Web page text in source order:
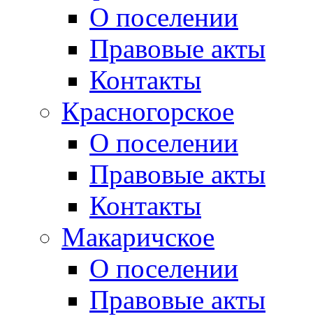
О поселении
Правовые акты
Контакты
Красногорское
О поселении
Правовые акты
Контакты
Макаричское
О поселении
Правовые акты